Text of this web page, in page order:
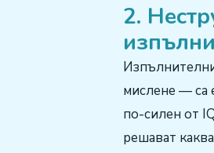
2.
мислене — са
по-силен от
решават